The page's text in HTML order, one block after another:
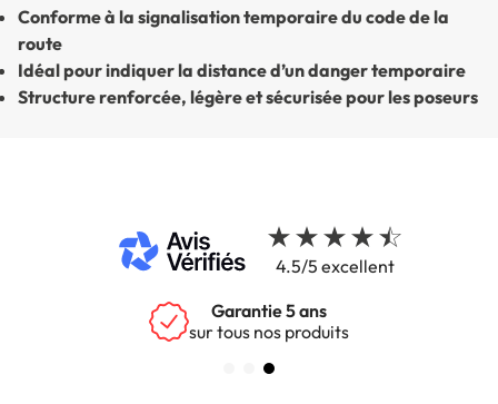
Conforme à la signalisation temporaire du code de la
route
Idéal pour indiquer la distance d’un danger temporaire
Structure renforcée, légère et sécurisée pour les poseurs
4.5/5 excellent
Garantie 5 ans
sur tous nos produits